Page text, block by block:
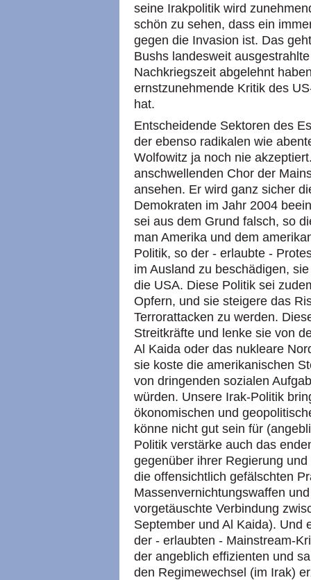
seine Irakpolitik wird
schön zu sehen, dass ein
gegen die Invasion ist. Das
Bushs landesweit
Nachkriegszeit abgelehnt
ernstzunehmende Kritik des
hat.
Entscheidende Sektoren des
der ebenso radikalen wie
Wolfowitz ja noch nie
anschwellenden Chor der
ansehen. Er wird ganz sicher
Demokraten im Jahr 2004
sei aus dem Grund falsch, so
man Amerika und dem
Politik, so der - erlaubte -
im Ausland zu beschädigen,
die USA. Diese Politik sei
Opfern, und sie steigere das
Terrorattacken zu werden.
Streitkräfte und lenke sie von
Al Kaida oder das nukleare
sie koste die amerikanischen
von dringenden sozialen
würden. Unsere Irak-Politik
ökonomischen und
könne nicht gut sein für
Politik verstärke auch das
gegenüber ihrer Regierung
die offensichtlich gefälschten
Massenvernichtungswaffen
vorgetäuschte Verbindung
September und Al Kaida). Und
der - erlaubten - Mainstream-
der angeblich effizienten und
den Regimewechsel (im Irak)